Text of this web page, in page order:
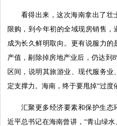
看得出来，这次海南拿出了壮
限购，到今年初的全域现房销售
成为长久鲜明取向。更有说服力的
产值，剔除掉房地产业后，仍达到
区间，说明其旅游业、现代服务
定支撑力。海南，终于要甩掉“过度
汇聚更多经济要素和保护生态
近平总书记在海南曾讲，“青山绿